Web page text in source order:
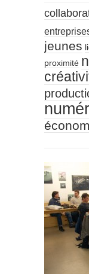
jeunes
proximité